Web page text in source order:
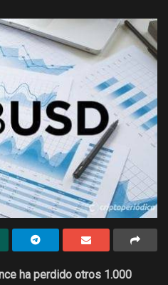
ha perdido otros 1.000